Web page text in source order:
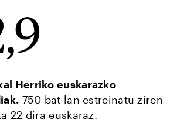
Herriko euskarazko
750 bat lan estreinatu ziren
22 dira euskaraz.